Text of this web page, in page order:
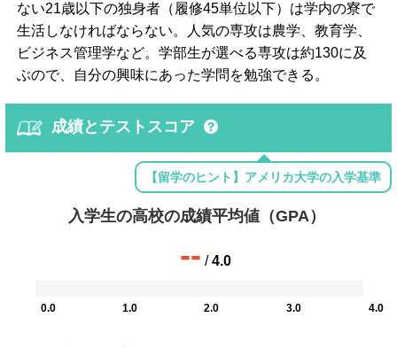
ない21歳以下の独身者（履修45単位以下）は学内の寮で
生活しなければならない。人気の専攻は農学、教育学、
ビジネス管理学など。学部生が選べる専攻は約130に及
ぶので、自分の興味にあった学問を勉強できる。
成績とテストスコア
【留学のヒント】アメリカ大学の入学基準
入学生の高校の成績平均値（GPA）
-- /4.0
0.0 1.0 2.0 3.0 4.0